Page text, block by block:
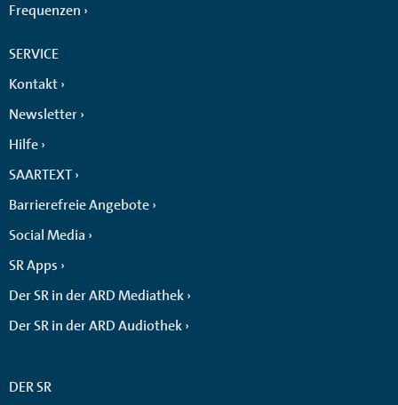
Frequenzen
SERVICE
Kontakt
Newsletter
Hilfe
SAARTEXT
Barrierefreie Angebote
Social Media
SR Apps
Der SR in der ARD Mediathek
Der SR in der ARD Audiothek
DER SR